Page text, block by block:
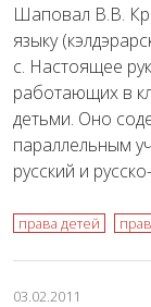
Шаповал В.В.
языку
с. Настоящее
работающих в
детьми. Оно
параллельным
русский и
права детей
03.02.2011